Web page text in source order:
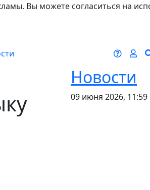
Вы можете согласиться на
Новости
09 июня 2026, 11:59